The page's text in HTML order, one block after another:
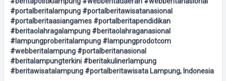
#portalberitalampung #portalberitawisatanasional
#portalberitaasiangames #portalberitapendidikan
#beritaolahragalampung #beritaolahraganasional
#lampungproberitalampung #lampungprodotcom
#webberitalampung #portalberitanasional
#beritalampungterkini #beritakulinerlampung
#beritawisatalampung #portalberitawisata Lampung, Indonesia